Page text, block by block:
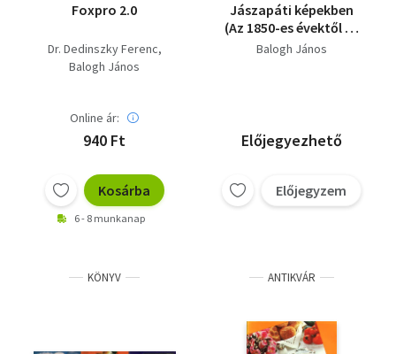
Foxpro 2.0
Dr. Dedinszky Ferenc
Balogh János
Online ár:
940 Ft
Kosárba
6 - 8 munkanap
Jászapáti képekben
(Az 1850-es évektől az
1950-es évekig)
Balogh János
Előjegyezhető
Előjegyzem
KÖNYV ANTIKVÁR